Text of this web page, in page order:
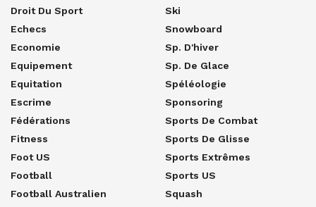
Droit Du Sport
Echecs
Economie
Equipement
Equitation
Escrime
Fédérations
Fitness
Foot US
Football
Football Australien
Ski
Snowboard
Sp. D'hiver
Sp. De Glace
Spéléologie
Sponsoring
Sports De Combat
Sports De Glisse
Sports Extrêmes
Sports US
Squash